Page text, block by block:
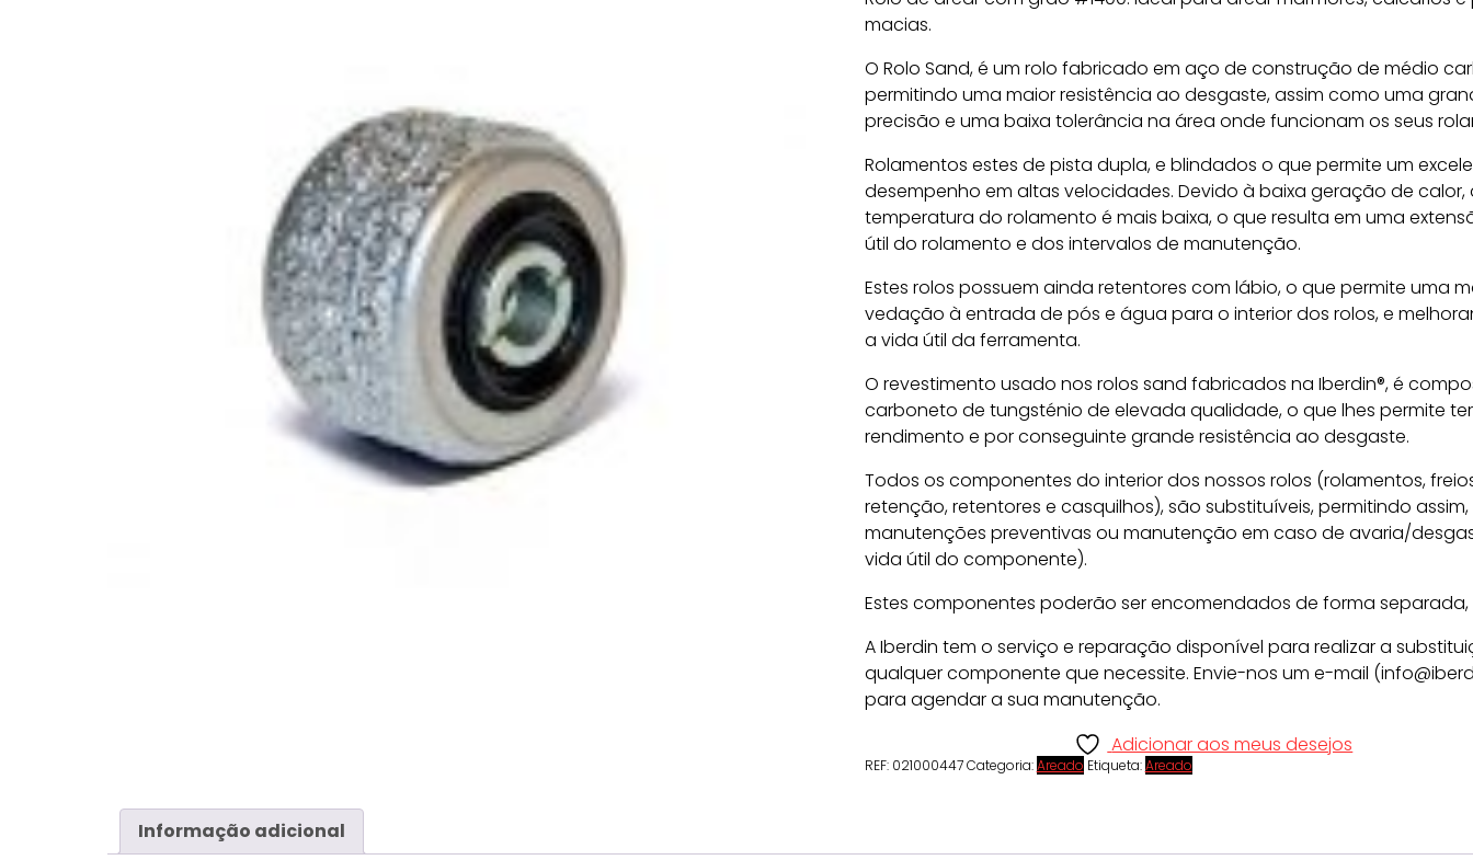
macias.
O Rolo Sand, é um rolo fabricado em aço de construção de médio
permitindo uma maior resistência ao desgaste, assim como uma
precisão e uma baixa tolerância na área onde funcionam os seus
Rolamentos estes de pista dupla, e blindados o que permite um
desempenho em altas velocidades. Devido à baixa geração de calor,
temperatura do rolamento é mais baixa, o que resulta em uma
útil do rolamento e dos intervalos de manutenção.
Estes rolos possuem ainda retentores com lábio, o que permite uma
vedação à entrada de pós e água para o interior dos rolos, e
a vida útil da ferramenta.
O revestimento usado nos rolos sand fabricados na Iberdin®, é
carboneto de tungsténio de elevada qualidade, o que lhes permite
rendimento e por conseguinte grande resistência ao desgaste.
Todos os componentes do interior dos nossos rolos (rolamentos,
retenção, retentores e casquilhos), são substituíveis, permitindo assim,
manutenções preventivas ou manutenção em caso de avaria/
vida útil do componente).
Estes componentes poderão ser encomendados de forma separada,
A Iberdin tem o serviço e reparação disponível para realizar a
qualquer componente que necessite. Envie-nos um e-mail
para agendar a sua manutenção.
Adicionar aos meus desejos
REF: 021000447 Categoria:Areado Etiqueta:Areado
Informação adicional